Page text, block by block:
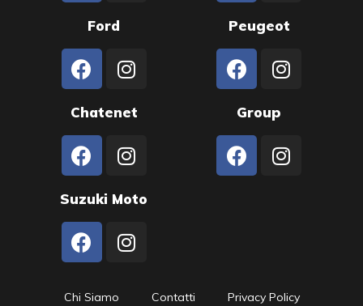
Ford Peugeot
Chatenet Group
Suzuki Moto
Chi Siamo Contatti Privacy Policy